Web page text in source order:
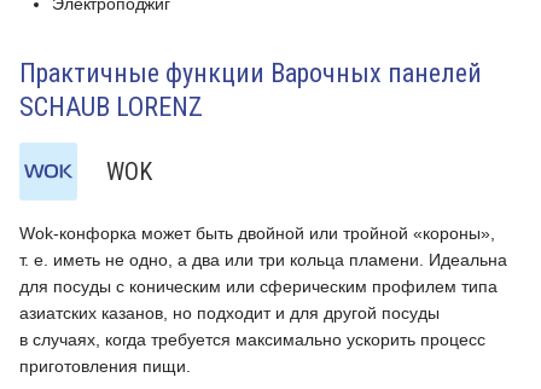
Практичные функции Варочных панелей
SCHAUB LORENZ
WOK
Wok-конфорка может быть двойной или тройной «короны»,
т. е. иметь не одно, а два или три кольца пламени. Идеальна
для посуды с коническим или сферическим профилем типа
азиатских казанов, но подходит и для другой посуды
в случаях, когда требуется максимально ускорить процесс
приготовления пищи.